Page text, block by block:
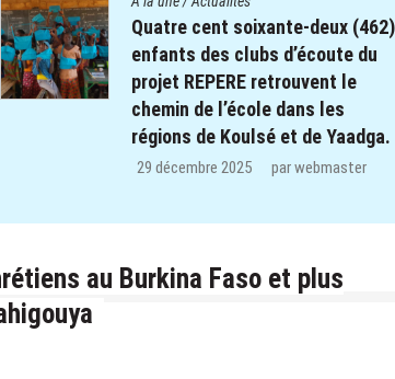
Le Centre Diocésain de
Communication manifeste sa
solidarité dans le monde éducatif
de la Province du Yatenga : 100
kits de préparation de cours
offerts aux enseignants des trois
26 décembre 2025 parwebmaster
au Burkina Faso et plus